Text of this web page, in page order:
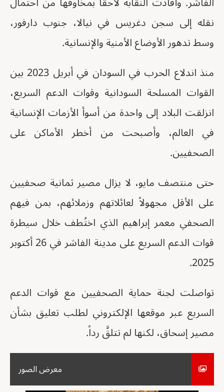
نقله إلى سجن دغريس في نيالا، جنوب دارفور،
وسط تدهور الأوضاع الأمنية والإنسانية.
منذ اندلاع الحرب في السودان في أبريل 2023 بين
القوات المسلحة السودانية وقوات الدعم السريع،
انزلقت البلاد إلى واحدة من أسوأ الأزمات الإنسانية
في العالم، وأصبحت من أخطر الأماكن على
الصحفيين.
حتى منتصف مايو، لا يزال مصير ثمانية صحفيين
على الأقل مجهولاً لعائلاتهم وزملائهم، بمن فيهم
الصحفي معمر إبراهيم الذي اختُطف خلال سيطرة
قوات الدعم السريع على مدينة الفاشر في 26 أكتوبر
2025.
تواصلت لجنة حماية الصحفيين مع قوات الدعم
السريع عبر موقعها الإلكتروني لطلب تعليق بشأن
مصير إسحاق، لكنها لم تتلقَّ رداً.
معرض الصور